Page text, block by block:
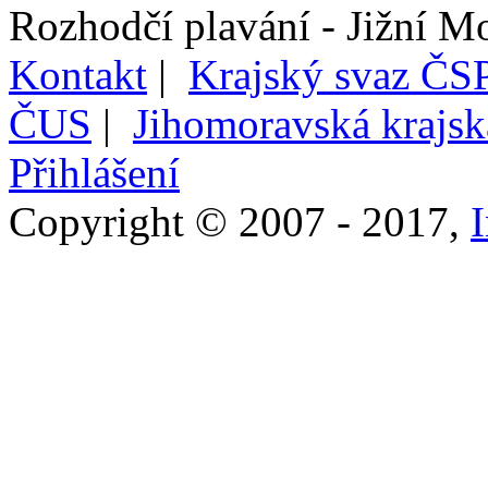
Rozhodčí plavání - Jižní
Kontakt | Krajský svaz
ČUS | Jihomoravská
Přihlášení
Copyright © 2007 - 2017,